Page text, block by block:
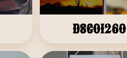
DSC01260